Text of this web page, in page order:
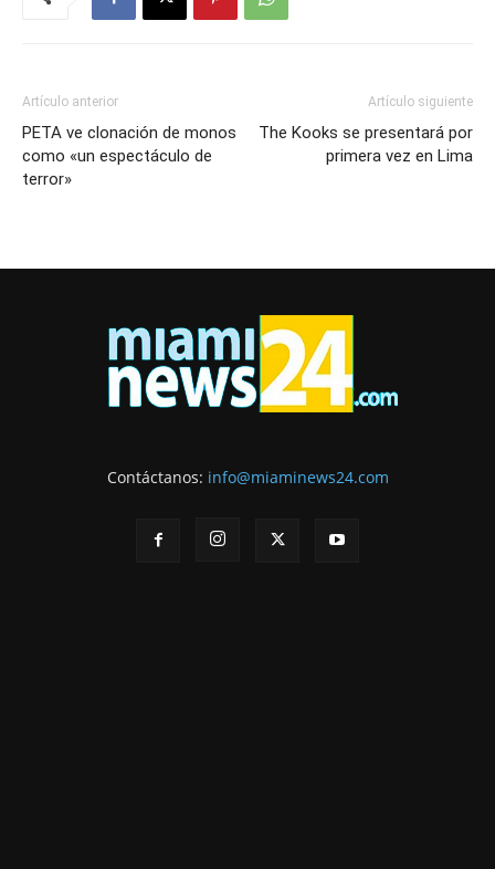
Artículo anterior
PETA ve clonación de monos
como «un espectáculo de
terror»
Artículo siguiente
The Kooks se presentará por
primera vez en Lima
Contáctanos: info@miaminews24.com